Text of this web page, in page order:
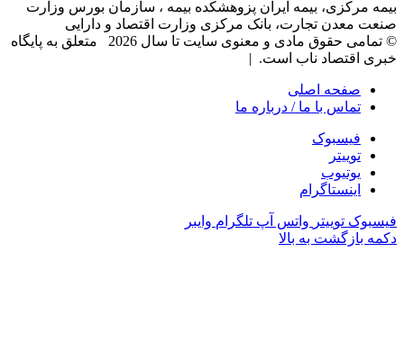
بیمه مرکزی، بیمه ایران پزوهشکده بیمه ، سازمان بورس وزارت
صنعت معدن تجارت، بانک مرکزی وزارت اقتصاد و دارایی
© تمامی حقوق مادی و معنوی سایت تا سال 2026 متعلق به پایگاه
خبری اقتصاد ناب است. |
صفحه اصلی
تماس با ما / درباره ما
فیسبوک
توییتر
یوتیوب
اینستاگرام
فیسبوک توییتر واتس آپ تلگرام وایبر
دکمه بازگشت به بالا